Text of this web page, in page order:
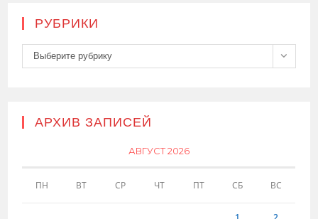
РУБРИКИ
Рубрики
Выберите рубрику
АРХИВ ЗАПИСЕЙ
АВГУСТ 2026
ПН ВТ СР ЧТ ПТ СБ ВС